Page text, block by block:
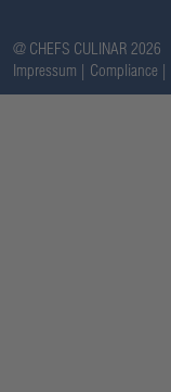
@ CHEFS CULINAR 2026
Impressum
Compliance